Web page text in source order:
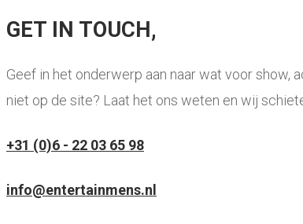
GET IN TOUCH,
Geef in het onderwerp aan naar wat voor show,
niet op de site? Laat het ons weten en wij
+31 (0)6 - 22 03 65 98
info@entertainmens.nl